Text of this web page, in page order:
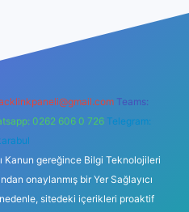
Teams:
0262 606 0 726 Telegram:
Kanun gereğince Bilgi Teknolojileri
onaylanmış bir Yer Sağlayıcı
sitedeki içerikleri proaktif